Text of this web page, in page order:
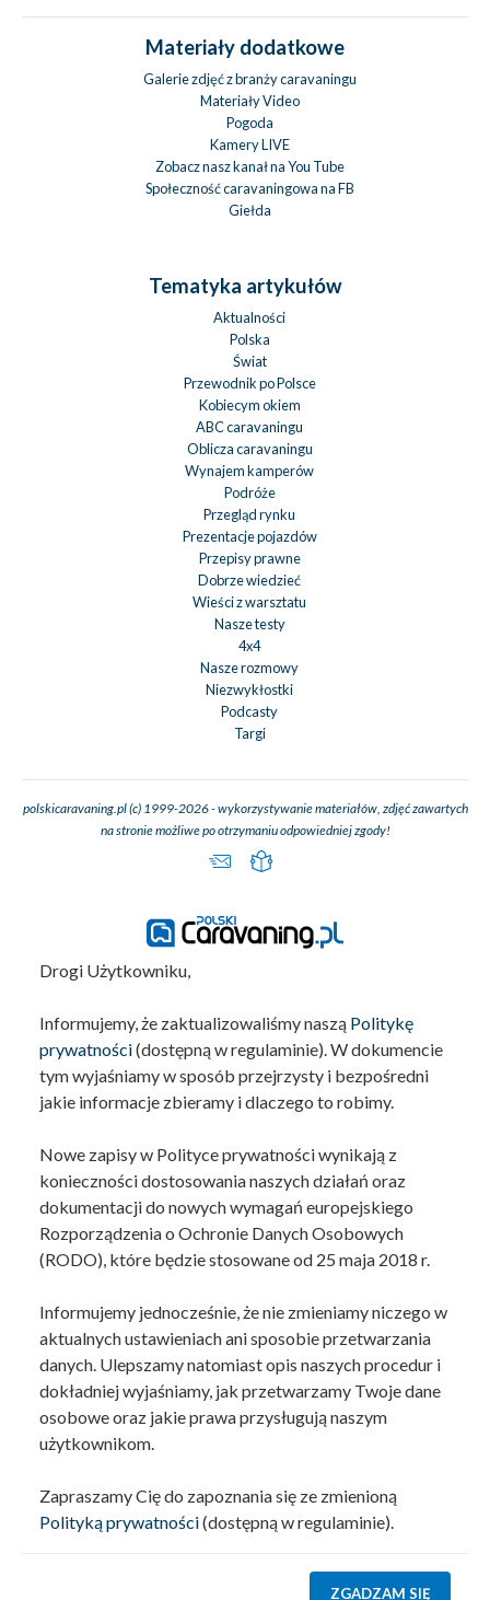
Materiały dodatkowe
Galerie zdjęć z branży caravaningu
Materiały Video
Pogoda
Kamery LIVE
Zobacz nasz kanał na You Tube
Społeczność caravaningowa na FB
Giełda
Tematyka artykułów
Aktualności
Polska
Świat
Przewodnik po Polsce
Kobiecym okiem
ABC caravaningu
Oblicza caravaningu
Wynajem kamperów
Podróże
Przegląd rynku
Prezentacje pojazdów
Przepisy prawne
Dobrze wiedzieć
Wieści z warsztatu
Nasze testy
4x4
Nasze rozmowy
Niezwykłostki
Podcasty
Targi
polskicaravaning.pl (c) 1999-2026 - wykorzystywanie materiałów, zdjęć zawartych
na stronie możliwe po otrzymaniu odpowiedniej zgody!
Drogi Użytkowniku,
Informujemy, że zaktualizowaliśmy naszą Politykę
prywatności(dostępną w regulaminie). W dokumencie
tym wyjaśniamy w sposób przejrzysty i bezpośredni
jakie informacje zbieramy i dlaczego to robimy.
Nowe zapisy w Polityce prywatności wynikają z
konieczności dostosowania naszych działań oraz
dokumentacji do nowych wymagań europejskiego
Rozporządzenia o Ochronie Danych Osobowych
(RODO), które będzie stosowane od 25 maja 2018 r.
Informujemy jednocześnie, że nie zmieniamy niczego w
aktualnych ustawieniach ani sposobie przetwarzania
danych. Ulepszamy natomiast opis naszych procedur i
dokładniej wyjaśniamy, jak przetwarzamy Twoje dane
osobowe oraz jakie prawa przysługują naszym
użytkownikom.
Zapraszamy Cię do zapoznania się ze zmienioną
Polityką prywatności(dostępną w regulaminie).
ZGADZAM SIĘ